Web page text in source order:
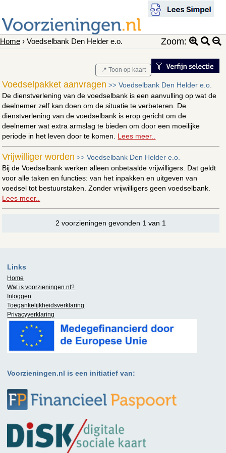
Home › Voedselbank Den Helder e.o. Zoom:
📍 Toon op kaart
Voedselpakket aanvragen >>Voedselbank Den Helder e.o.
De dienstverlening van de voedselbank is een aanvulling op wat de
deelnemer zelf kan doen om de situatie te verbeteren. De
dienstverlening van de voedselbank is erop gericht om de
deelnemer wat extra armslag te bieden om door een moeilijke
periode in het leven door te komen. Lees meer..
Vrijwilliger worden >>Voedselbank Den Helder e.o.
Bij de Voedselbank werken alleen onbetaalde vrijwilligers. Dat geldt
voor alle taken en functies: van het inpakken en uitgeven van
voedsel tot bestuurstaken. Zonder vrijwilligers geen voedselbank.
Lees meer..
2 voorzieningen gevonden 1 van 1
Links
Home
Wat is voorzieningen.nl?
Inloggen
Toegankelijkheidsverklaring
Privacyverklaring
Voorzieningen.nl is een initiatief van: